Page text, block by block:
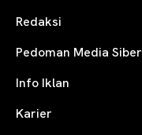
Redaksi
Pedoman Media Siber
Info Iklan
Karier